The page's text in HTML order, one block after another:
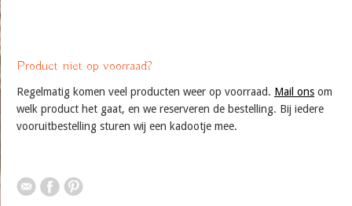
Product niet op voorraad?
Regelmatig komen veel producten weer op voorraad. Mail ons om
welk product het gaat, en we reserveren de bestelling. Bij iedere
vooruitbestelling sturen wij een kadootje mee.